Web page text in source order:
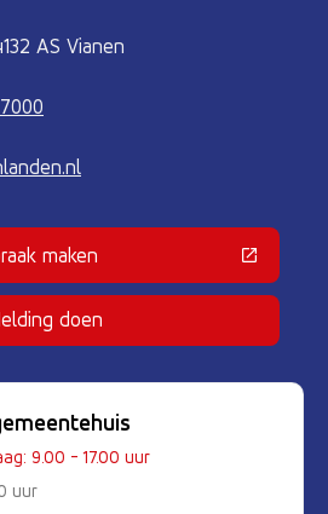
AS Vianen
maken
(Deze link gaat naar een externe
doen
9.00 - 17.00 uur
uur